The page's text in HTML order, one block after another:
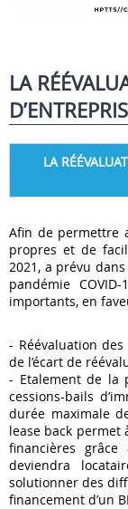
LA
LA
Afin de permettre
propres et de
2021, a prévu
pandémie
importants, en
- Réévaluation
de l’écart de
- Etalement de la
cessions-bails
durée maximale
lease back permet
financières
deviendra
solutionner des
financement d’un